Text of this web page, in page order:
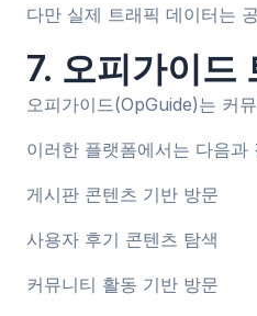
다만 실제 트래픽 데이터는
7. 오피가이드
오피가이드(OpGuide)는 커
이러한 플랫폼에서는 다음
게시판 콘텐츠 기반 방문
사용자 후기 콘텐츠 탐색
커뮤니티 활동 기반 방문